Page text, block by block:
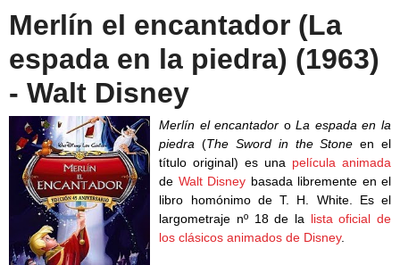
Merlín el encantador (La
espada en la piedra) (1963)
- Walt Disney
Merlín el encantador oLa espada en la
piedra (The Sword in the Stone en el
título original) es una película animada
de Walt Disney basada libremente en el
libro homónimo de T. H. White. Es el
largometraje nº 18 de la lista oficial de
los clásicos animados de Disney.